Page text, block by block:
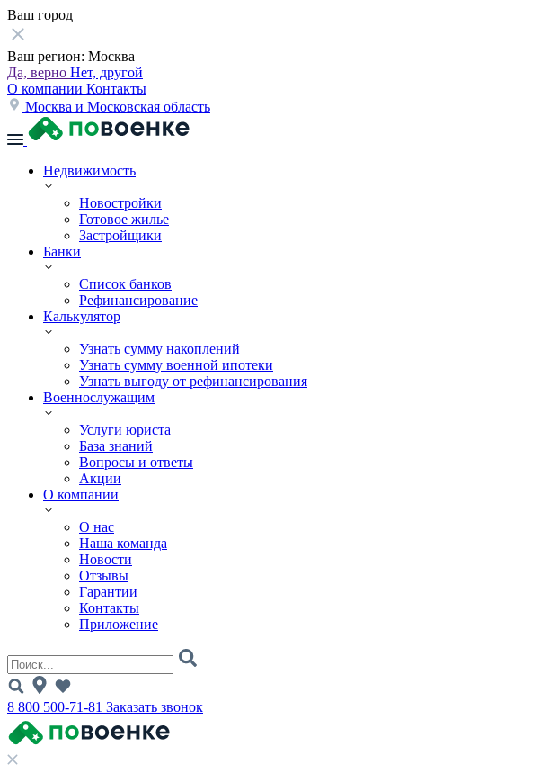
Ваш город
Ваш регион: Москва
Да, верно Нет, другой
О компании Контакты
Москва и Московская область
Недвижимость
Новостройки
Готовое жилье
Застройщики
Банки
Список банков
Рефинансирование
Калькулятор
Узнать сумму накоплений
Узнать сумму военной ипотеки
Узнать выгоду от рефинансирования
Военнослужащим
Услуги юриста
База знаний
Вопросы и ответы
Акции
О компании
О нас
Наша команда
Новости
Отзывы
Гарантии
Контакты
Приложение
8 800 500-71-81 Заказать звонок